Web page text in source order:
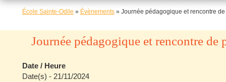
École Sainte-Odile » Évènements » Journée pédagogique et rencontre
Journée pédagogique et rencontre de
Date / Heure
Date(s) - 21/11/2024